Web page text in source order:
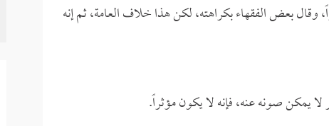
بعض الفقهاء بكراهته، لكن هذا خلاف العامة، ثم إنه
يمكن صونه عنه، فإنه لا يكون مؤثراً.